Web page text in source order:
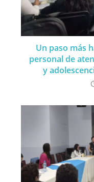
Un paso más
personal de
y